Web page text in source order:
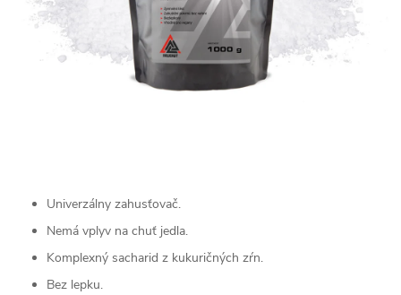
Univerzálny zahusťovač.
Nemá vplyv na chuť jedla.
Komplexný sacharid z kukuričných zŕn.
Bez lepku.